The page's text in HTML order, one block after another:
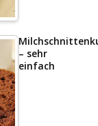
– sehr
einfach